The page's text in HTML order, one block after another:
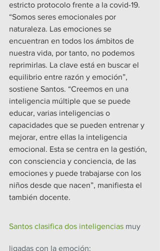
estricto protocolo frente a la covid-19.
“Somos seres emocionales por
naturaleza. Las emociones se
encuentran en todos los ámbitos de
nuestra vida, por tanto, no podemos
reprimirlas. La clave está en buscar el
equilibrio entre razón y emoción”,
sostiene Santos. “Creemos en una
inteligencia múltiple que se puede
educar, varias inteligencias o
capacidades que se pueden entrenar y
mejorar, entre ellas la inteligencia
emocional. Esta se centra en la gestión,
con consciencia y conciencia, de las
emociones y puede trabajarse con los
niños desde que nacen”, manifiesta el
también docente.
Santos clasifica dos inteligencias muy
ligadas con la emoción: